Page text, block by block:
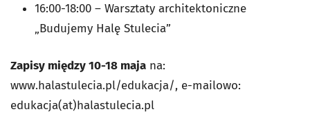
16:00-18:00 – Warsztaty architektoniczne
„Budujemy Halę Stulecia”
Zapisy między 10-18 maja na:
www.halastulecia.pl/edukacja/, e-mailowo:
edukacja(at)halastulecia.pl